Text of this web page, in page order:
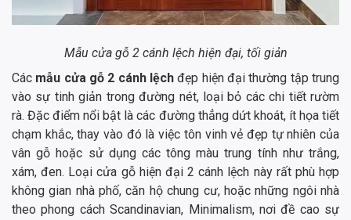
Mẫu cửa gỗ 2 cánh lệch hiện đại, tối giản
Các mẫu cửa gỗ 2 cánh lệch đẹp hiện đại thường tập trung
vào sự tinh giản trong đường nét, loại bỏ các chi tiết rườm
rà. Đặc điểm nổi bật là các đường thẳng dứt khoát, ít họa tiết
chạm khắc, thay vào đó là việc tôn vinh vẻ đẹp tự nhiên của
vân gỗ hoặc sử dụng các tông màu trung tính như trắng,
xám, đen. Loại cửa gỗ hiện đại 2 cánh lệch này rất phù hợp
không gian nhà phố, căn hộ chung cư, hoặc những ngôi nhà
theo phong cách Scandinavian, Minimalism, nơi đề cao sự